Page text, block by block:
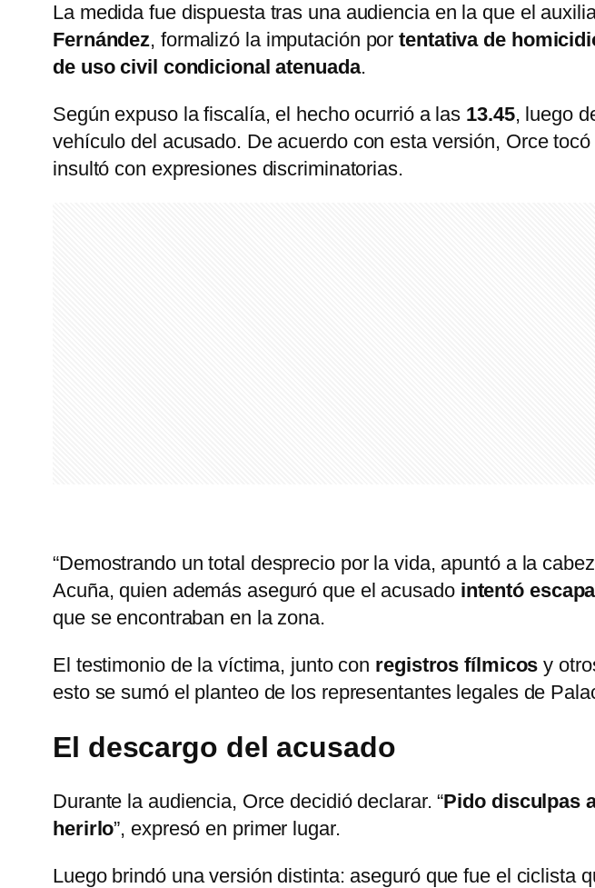
La medida fue dispuesta tras una audiencia en la que el
Fernández, formalizó la imputación portentativa de
de uso civil condicional atenuada.
Según expuso la fiscalía, el hecho ocurrió a las 13.45, luego
vehículo del acusado. De acuerdo con esta versión, Orce
insultó con expresiones discriminatorias.
“Demostrando un total desprecio por la vida, apuntó a la
Acuña, quien además aseguró que el acusado intentó
que se encontraban en la zona.
El testimonio de la víctima, junto con registros fílmicos y
esto se sumó el planteo de los representantes legales de
El descargo del acusado
Durante la audiencia, Orce decidió declarar. “Pido disculpas
herirlo”, expresó en primer lugar.
Luego brindó una versión distinta: aseguró que fue el ciclista